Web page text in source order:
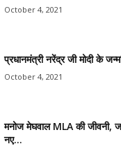
October 4, 2021
प्रधानमंत्री नरेंद्र जी मोदी के
October 4, 2021
मनोज मेघवाल MLA की जीवनी,
नए...